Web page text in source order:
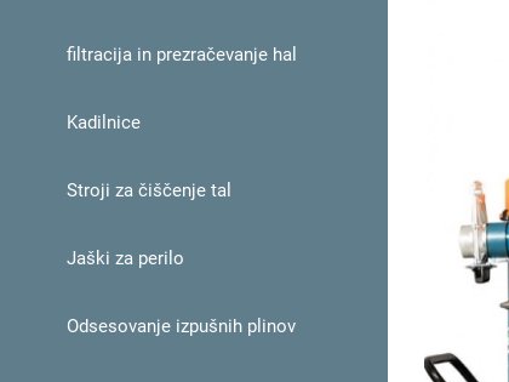
filtracija in prezračevanje hal
Kadilnice
Stroji za čiščenje tal
Jaški za perilo
Odsesovanje izpušnih plinov